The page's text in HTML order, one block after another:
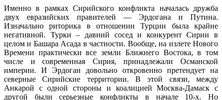
Именно в рамках Сирийского конфликта началась дружба
двух евразийских правителей — Эрдогана и Путина.
Изначально риторика в отношении Турции была крайне
негативной. Турки – давний сосед и конкурент Сирии в
целом и Башара Асада в частности. Вообще, на излете Нового
Времени практически все земли Ближнего Востока, в том
числе и современная Сирия, принадлежали Османской
империи. И Эрдоган довольно откровенно претендует на
северные Сирийские территории. В этой связи, между
Анкарой с одной стороны и коалицией Москва-Дамаск с
другой были серьезные конфликты в начале 10-х. Но